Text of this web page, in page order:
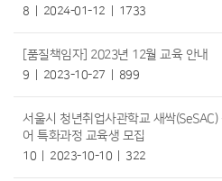
8 2024-01-12 1733
9
[품질책임자] 2023년 12월 교육 안내
2023-10-27 899
10
서울시 청년취업사관학교 새싹(SeSAC)
어 특화과정 교육생 모집
2023-10-10 322